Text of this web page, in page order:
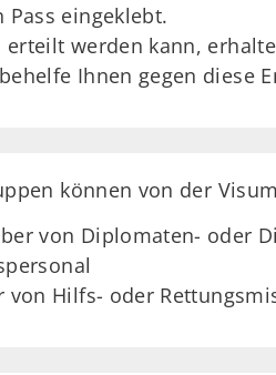
eingeklebt.
werden kann,
Ihnen gegen diese
können von der
von Diplomaten- oder
Hilfs- oder